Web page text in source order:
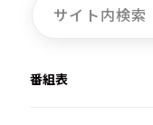
番組表